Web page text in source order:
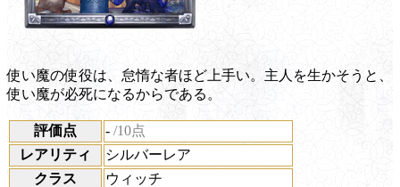
使い魔の使役は、怠惰な者ほど上手い。主人を生かそうと、
使い魔が必死になるからである。
評価点 - /10点
レアリティ
シルバーレア
クラス
ウィッチ